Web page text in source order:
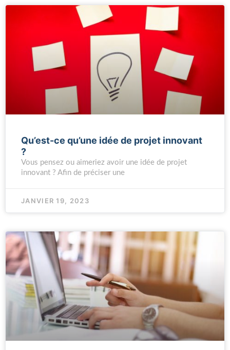
Qu’est-ce qu’une idée de projet innovant
?
Vous pensez ou aimeriez avoir une idée de projet
innovant ? Afin de préciser une
JANVIER 19, 2023